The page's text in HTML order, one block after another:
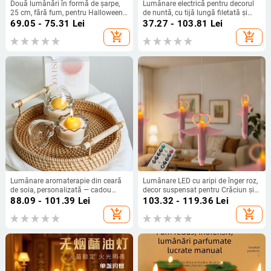
Două lumânări în formă de șarpe,
25 cm, fără fum, pentru Halloween,
ambient acasă și decor de petrecere
69.05 - 75.31 Lei
add_shopping_cart
Lumânare electrică pentru decorul
de nuntă, cu tijă lungă filetată și
telecomandă, lumină ambientală
37.27 - 103.81 Lei
add_shopping_cart
Lumânare aromaterapie din ceară
de soia, personalizată — cadou
creativ pentru primul său aniversar,
88.09 - 101.39 Lei
add_shopping_cart
Lumânare LED cu aripi de înger roz,
decor suspensat pentru Crăciun și
petreceri
103.32 - 119.36 Lei
add_shopping_cart